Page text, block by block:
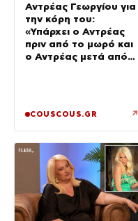
Αντρέας Γεωργίου για
την κόρη του:
«Υπάρχει ο Αντρέας
πριν από το μωρό και
ο Αντρέας μετά από
COUSCOUS.GR ↗